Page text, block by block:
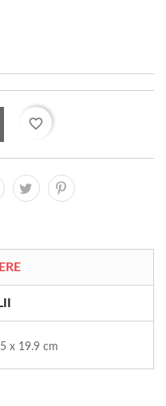
favorite_border
x 19.9 cm